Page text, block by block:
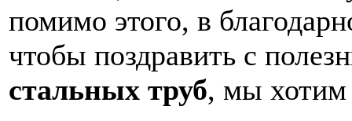
помимо этого, в
чтобы поздравить с
стальных труб, мы хотим